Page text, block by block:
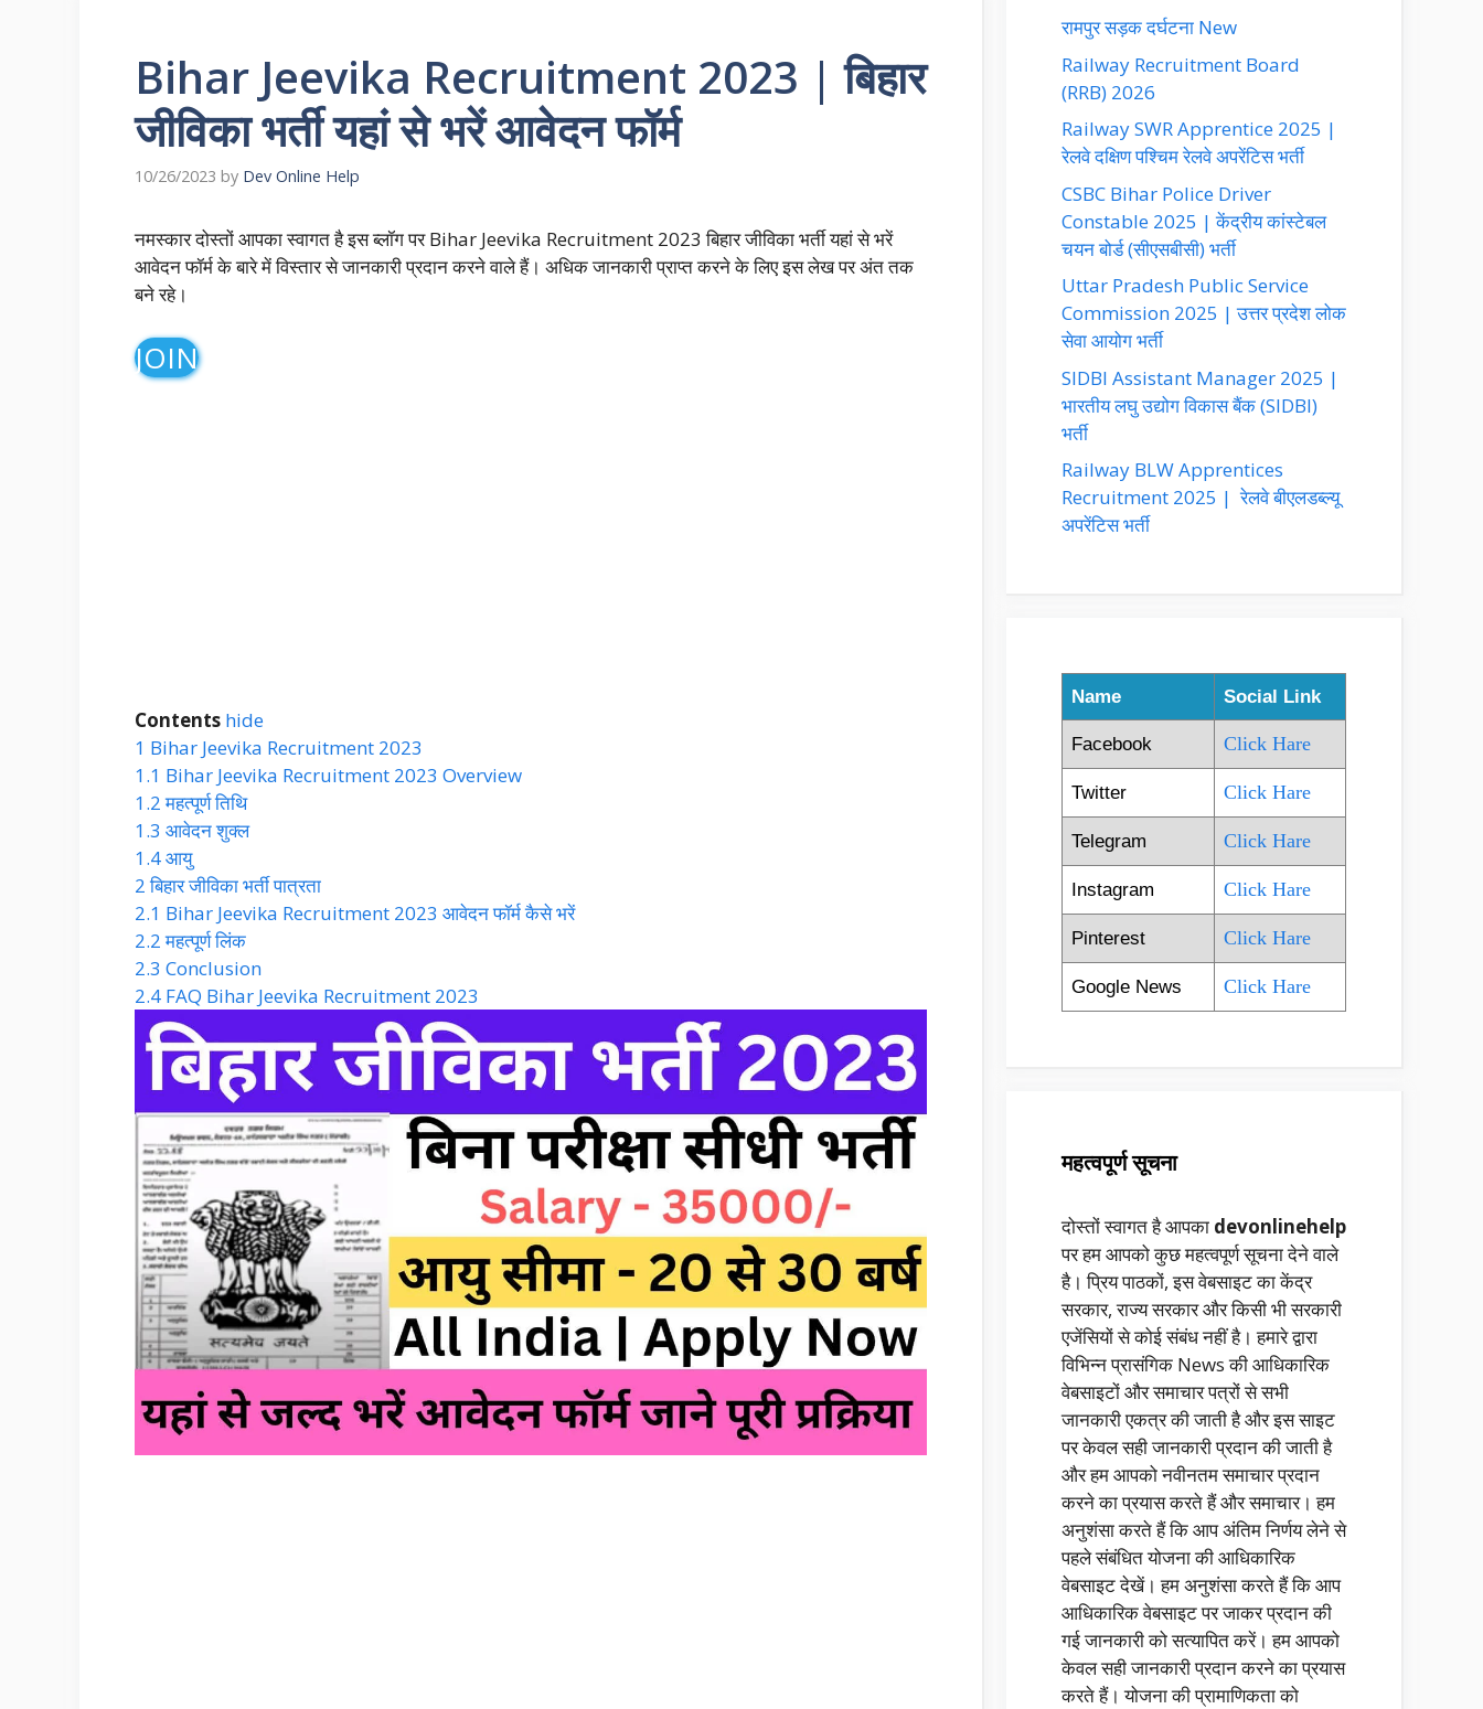
Bihar Jeevika Recruitment 2023 | बिहार
जीविका भर्ती यहां से भरें आवेदन फॉर्म
10/26/2023 by Dev Online Help
नमस्कार दोस्तों आपका स्वागत है इस ब्लॉग पर Bihar Jeevika Recruitment 2023 बिहार जीविका भर्ती यहां से भरें
आवेदन फॉर्म के बारे में विस्तार से जानकारी प्रदान करने वाले हैं। अधिक जानकारी प्राप्त करने के लिए इस लेख पर अंत तक
बने रहे।
JOIN
Contents hide
1 Bihar Jeevika Recruitment 2023
1.1 Bihar Jeevika Recruitment 2023 Overview
1.2 महत्पूर्ण तिथि
1.3 आवेदन शुक्ल
1.4आयु
2 बिहार जीविका भर्ती पात्रता
2.1 Bihar Jeevika Recruitment 2023 आवेदन फॉर्म कैसे भरें
2.2 महत्पूर्ण लिंक
2.3 Conclusion
2.4 FAQ Bihar Jeevika Recruitment 2023
रामपुर सड़क दर्घटना New
Railway Recruitment Board
(RRB) 2026
Railway SWR Apprentice 2025 |
रेलवे दक्षिण पश्चिम रेलवे अपरेंटिस भर्ती
CSBC Bihar Police Driver
Constable 2025 | केंद्रीय कांस्टेबल
चयन बोर्ड (सीएसबीसी) भर्ती
Uttar Pradesh Public Service
Commission 2025 | उत्तर प्रदेश लोक
सेवा आयोग भर्ती
SIDBI Assistant Manager 2025 |
भारतीय लघु उद्योग विकास बैंक (SIDBI)
भर्ती
Railway BLW Apprentices
Recruitment 2025 | रेलवे बीएलडब्ल्यू
अपरेंटिस भर्ती
Name Social Link
Facebook Click Hare
Twitter Click Hare
Telegram Click Hare
Instagram Click Hare
Pinterest Click Hare
Google News Click Hare
महत्वपूर्ण सूचना
दोस्तों स्वागत है आपका devonlinehelp
पर हम आपको कुछ महत्वपूर्ण सूचना देने वाले
है। प्रिय पाठकों, इस वेबसाइट का केंद्र
सरकार, राज्य सरकार और किसी भी सरकारी
एजेंसियों से कोई संबंध नहीं है। हमारे द्वारा
विभिन्न प्रासंगिक News की आधिकारिक
वेबसाइटों और समाचार पत्रों से सभी
जानकारी एकत्र की जाती है और इस साइट
पर केवल सही जानकारी प्रदान की जाती है
और हम आपको नवीनतम समाचार प्रदान
करने का प्रयास करते हैं और समाचार। हम
अनुशंसा करते हैं कि आप अंतिम निर्णय लेने से
पहले संबंधित योजना की आधिकारिक
वेबसाइट देखें। हम अनुशंसा करते हैं कि आप
आधिकारिक वेबसाइट पर जाकर प्रदान की
गई जानकारी को सत्यापित करें। हम आपको
केवल सही जानकारी प्रदान करने का प्रयास
करते हैं। योजना की प्रामाणिकता को